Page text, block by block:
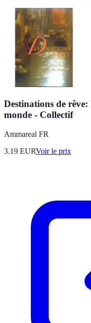
Destinations de
monde - Collectif
Ammareal FR
3.19 EURVoir le prix